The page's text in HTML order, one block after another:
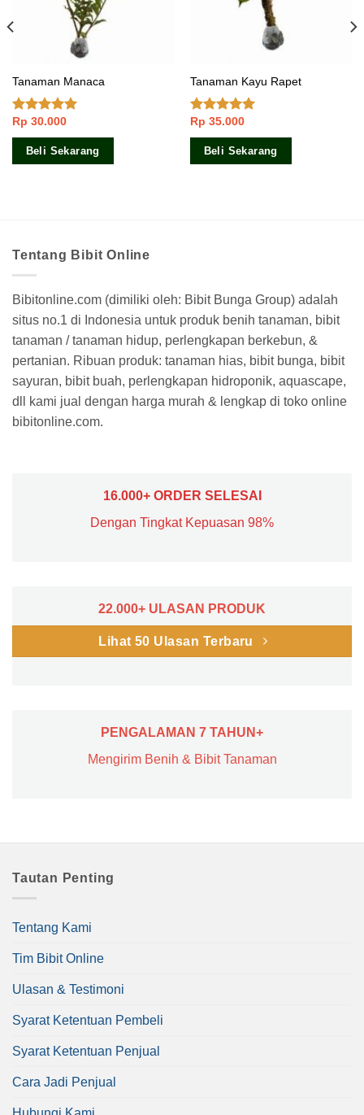
Tanaman Manaca
Dinilai5.00
dari 5
Rp 30.000
Beli Sekarang
Tanaman Kayu Rapet
Dinilai5.00
dari 5
Rp 35.000
Beli Sekarang
Tentang Bibit Online
Bibitonline.com (dimiliki oleh: Bibit Bunga Group) adalah
situs no.1 di Indonesia untuk produk benih tanaman, bibit
tanaman / tanaman hidup, perlengkapan berkebun, &
pertanian. Ribuan produk: tanaman hias, bibit bunga, bibit
sayuran, bibit buah, perlengkapan hidroponik, aquascape,
dll kami jual dengan harga murah & lengkap di toko online
bibitonline.com.
16.000+ ORDER SELESAI
Dengan Tingkat Kepuasan 98%
22.000+ ULASAN PRODUK
Lihat 50 Ulasan Terbaru
PENGALAMAN 7 TAHUN+
Mengirim Benih & Bibit Tanaman
Tautan Penting
Tentang Kami
Tim Bibit Online
Ulasan & Testimoni
Syarat Ketentuan Pembeli
Syarat Ketentuan Penjual
Cara Jadi Penjual